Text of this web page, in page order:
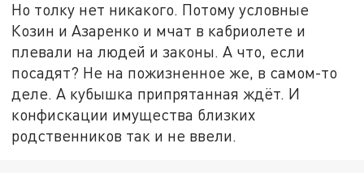
Но толку нет никакого. Потому условные
Козин и Азаренко и мчат в кабриолете и
плевали на людей и законы. А что, если
посадят? Не на пожизненное же, в самом-то
деле. А кубышка припрятанная ждёт. И
конфискации имущества близких
родственников так и не ввели.